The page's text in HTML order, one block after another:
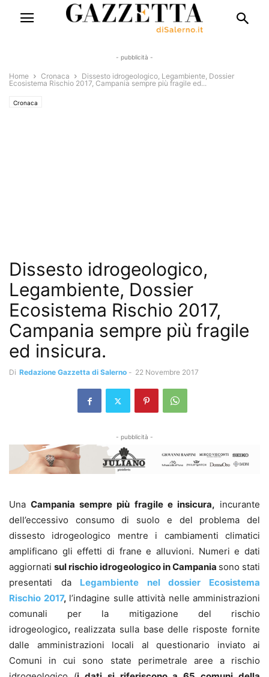
- pubblicità -
Home Cronaca
Dissesto idrogeologico, Legambiente, Dossier
Ecosistema Rischio 2017, Campania sempre più fragile ed...
Cronaca
Dissesto idrogeologico,
Legambiente, Dossier
Ecosistema Rischio 2017,
Campania sempre più fragile
ed insicura.
Di Redazione Gazzetta di Salerno - 22 Novembre 2017
- pubblicità -
UnaCampania sempre più fragile e insicura, incurante
dell’eccessivo consumo di suolo e del problema del
dissesto idrogeologico mentre i cambiamenti climatici
amplificano gli effetti di frane e alluvioni. Numeri e dati
aggiornati sul rischio idrogeologico in Campania sono stati
presentati da Legambiente nel dossier Ecosistema
Rischio 2017, l’indagine sulle attività nelle amministrazioni
comunali per la mitigazione del rischio
idrogeologico, realizzata sulla base delle risposte fornite
dalle amministrazioni locali al questionario inviato ai
Comuni in cui sono state perimetrale aree a rischio